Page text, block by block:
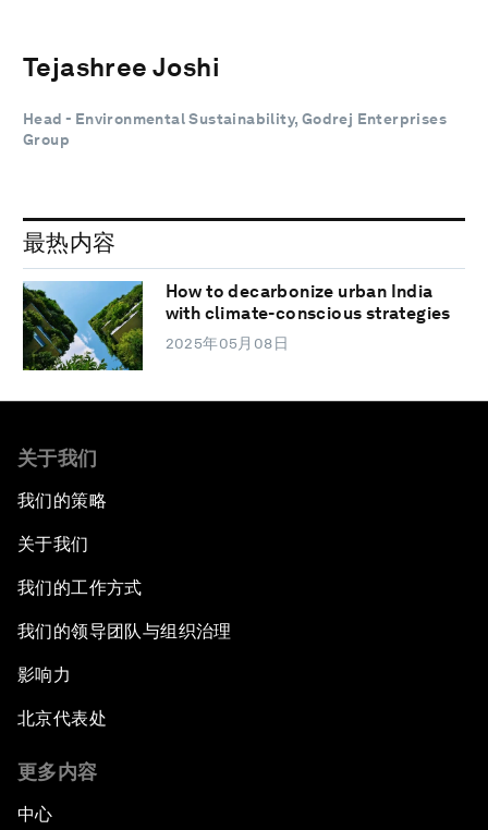
Tejashree Joshi
Head - Environmental Sustainability, Godrej Enterprises
Group
最热内容
How to decarbonize urban India
with climate-conscious strategies
2025年05月08日
关于我们
我们的策略
关于我们
我们的工作方式
我们的领导团队与组织治理
影响力
北京代表处
更多内容
中心